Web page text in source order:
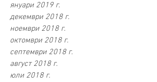
януари 2019 г.
декември 2018 г.
ноември 2018 г.
октомври 2018 г.
септември 2018 г.
август 2018 г.
юли 2018 г.